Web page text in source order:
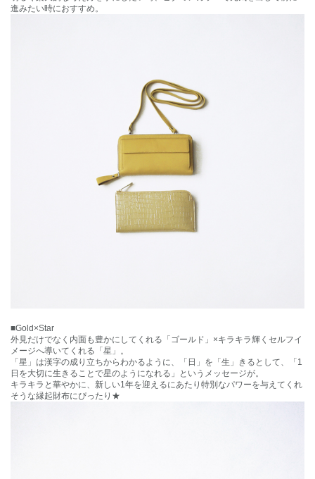
進みたい時におすすめ。
■Gold×Star
外見だけでなく内面も豊かにしてくれる「ゴールド」×キラキラ輝くセルフイ
メージへ導いてくれる「星」。
「星」は漢字の成り立ちからわかるように、「日」を「生」きるとして、「1
日を大切に生きることで星のようになれる」というメッセージが。
キラキラと華やかに、新しい1年を迎えるにあたり特別なパワーを与えてくれ
そうな縁起財布にぴったり★